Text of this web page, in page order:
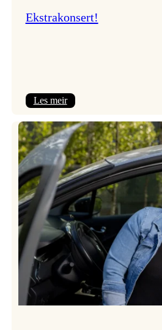
Ekstrakonsert!
Les meir: